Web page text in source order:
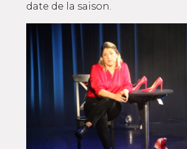
date de la saison.